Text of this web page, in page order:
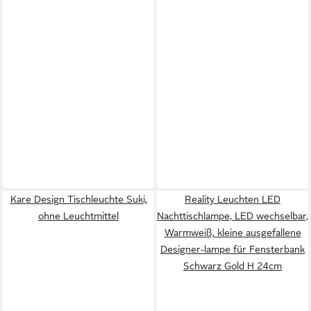
Kare Design Tischleuchte Suki,
ohne Leuchtmittel
Reality Leuchten LED
Nachttischlampe, LED wechselbar,
Warmweiß, kleine ausgefallene
Designer-lampe für Fensterbank
Schwarz Gold H 24cm